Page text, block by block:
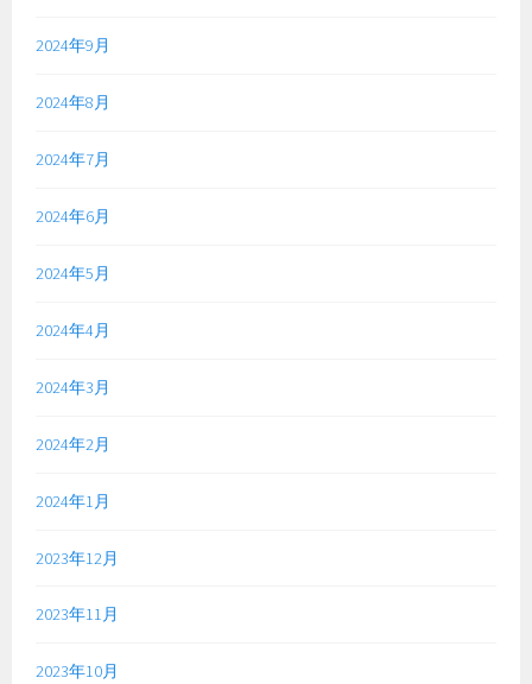
2024年9月
2024年8月
2024年7月
2024年6月
2024年5月
2024年4月
2024年3月
2024年2月
2024年1月
2023年12月
2023年11月
2023年10月